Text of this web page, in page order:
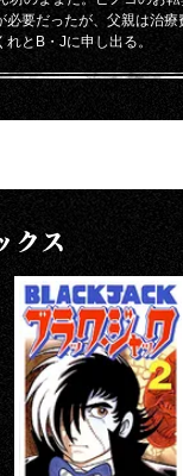
要だったが、父親は治療
とB・Jに申し出る。